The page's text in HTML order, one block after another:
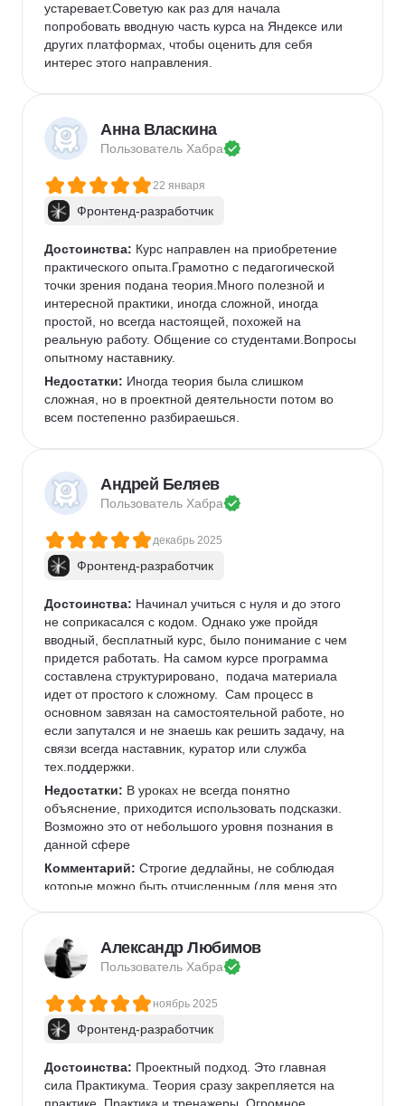
устаревает.Советую как раз для начала
попробовать вводную часть курса на Яндексе или
других платформах, чтобы оценить для себя
интерес этого направления.
Анна Власкина
Пользователь Хабра
22 января
Фронтенд-разработчик
Достоинства: Курс направлен на приобретение
практического опыта.Грамотно с педагогической
точки зрения подана теория.Много полезной и
интересной практики, иногда сложной, иногда
простой, но всегда настоящей, похожей на
реальную работу. Общение со студентами.Вопросы
опытному наставнику.
Недостатки: Иногда теория была слишком
сложная, но в проектной деятельности потом во
всем постепенно разбираешься.
Андрей Беляев
Пользователь Хабра
декабрь 2025
Фронтенд-разработчик
Достоинства: Начинал учиться с нуля и до этого
не соприкасался с кодом. Однако уже пройдя
вводный, бесплатный курс, было понимание с чем
придется работать. На самом курсе программа
составлена структурировано,  подача материала
идет от простого к сложному.  Сам процесс в
основном завязан на самостоятельной работе, но
если запутался и не знаешь как решить задачу, на
связи всегда наставник, куратор или служба
тех.поддержки.
Недостатки: В уроках не всегда понятно
объяснение, приходится использовать подсказки.
Возможно это от небольшого уровня познания в
данной сфере
Комментарий: Строгие дедлайны, не соблюдая
которые можно быть отчисленным (для меня это
иначе должного результата не будет.
Александр Любимов
Пользователь Хабра
ноябрь 2025
Фронтенд-разработчик
Достоинства: Проектный подход. Это главная
сила Практикума. Теория сразу закрепляется на